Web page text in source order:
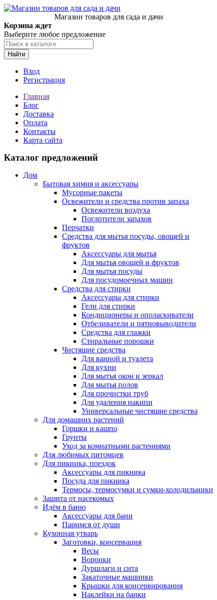
Магазин товаров для сада и дачи
Корзина ждет
Выберите любое предложение
Найти
Вход
Регистрация
Главная
Блог
Доставка
Оплата
Контакты
Карта сайта
Каталог предложений
Дом
Бытовая химия и аксессуары
Мусорные пакеты
Освежители и средства против запаха
Освежители воздуха
Поглотители запахов
Перчатки
Средства для мытья посуды, овощей и
фруктов
Аксессуары для мытья
Для мытья овощей и фруктов
Для мытья посуды
Для посудомоечных машин
Средства для стирки
Аксессуары для стирки
Гели для стирки
Кондиционеры и ополаскиватели
Отбеливатели и пятновыводители
Средства для глажки
Стиральные порошки
Чистящие средства
Для ванной и туалета
Для кухни
Для мытья окон и зеркал
Для мытья полов
Для прочистки труб
Для удаления накипи
Универсальные чистящие средства
Для домашних растений
Горшки и кашпо
Грунты
Уход за комнатными растениями
Для любимых питомцев
Для пикника, поездок
Аксессуары для пикника
Посуда для пикника
Термосы, термосумки и сумки-холодильники
Защита от насекомых
Идём в баню
Аксессуары для бани
Паримся от души
Кухонная утварь
Заготовки, консервация
Весы
Воронки
Дуршлаги и сита
Закаточные машинки
Крышки для консервирования
Наклейки на банки